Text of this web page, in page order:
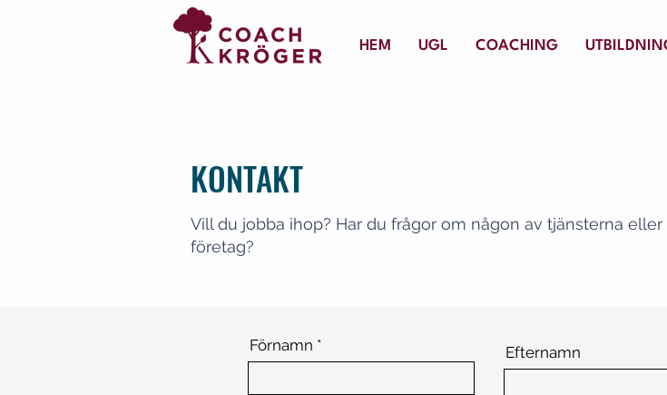
HEM UGL COACHING
KONTAKT
Vill du jobba ihop? Har du frågor om någon av tjänsterna
företag?
Förnamn Efternamn